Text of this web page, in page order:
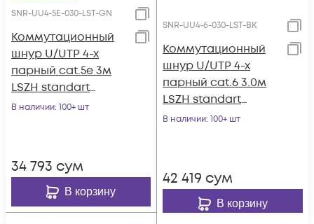
SNR-UU4-5E-030-LST-GN
Коммутационный
шнур U/UTP 4-х
парный cat.5e 3м
LSZH standart
зеленый
В наличии: 100+ шт
34 793 сум
В корзину
SNR-UU4-6-030-LST-BK
Коммутационный
шнур U/UTP 4-х
парный cat.6 3.0м
LSZH standart
чёрный
В наличии: 100+ шт
42 419 сум
В корзину